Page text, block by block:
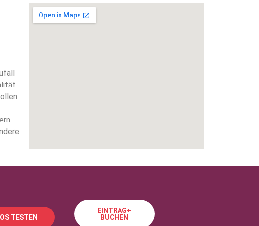
TESTEN
EINTRAG+
BUCHEN